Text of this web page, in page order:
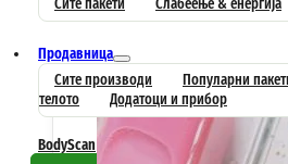
Сите пакети
Слабеење & енергија
Продавница
Сите производи
Популарни
телото
Додатоци и прибор
BodyScan Совети Контакт